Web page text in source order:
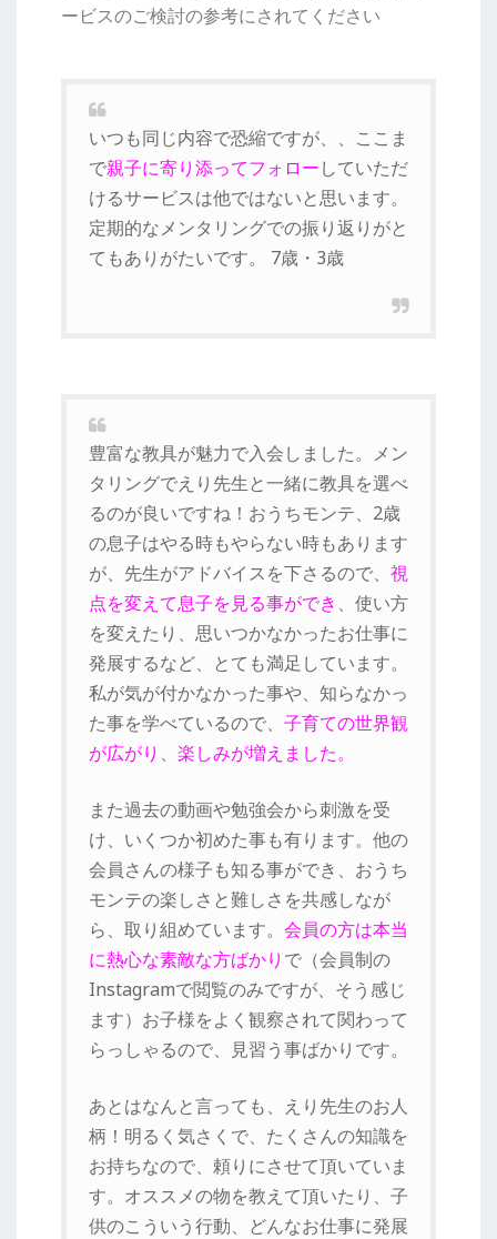
ービスのご検討の参考にされてください
いつも同じ内容で恐縮ですが、、ここま
で親子に寄り添ってフォローしていただ
けるサービスは他ではないと思います。
定期的なメンタリングでの振り返りがと
てもありがたいです。 7歳・3歳
豊富な教具が魅力で入会しました。メン
タリングでえり先生と一緒に教具を選べ
るのが良いですね！おうちモンテ、2歳
の息子はやる時もやらない時もあります
が、先生がアドバイスを下さるので、 視
点を変えて息子を見る事ができ 、使い方
を変えたり、思いつかなかったお仕事に
発展するなど、とても満足しています。
私が気が付かなかった事や、知らなかっ
た事を学べているので、 子育ての世界観
が広がり、楽しみが増えました。
また過去の動画や勉強会から刺激を受
け、いくつか初めた事も有ります。他の
会員さんの様子も知る事ができ、おうち
モンテの楽しさと難しさを共感しなが
ら、取り組めています。 会員の方は本当
に熱心な素敵な方ばかり で（会員制の
Instagramで閲覧のみですが、そう感じ
ます）お子様をよく観察されて関わって
らっしゃるので、見習う事ばかりです。
あとはなんと言っても、えり先生のお人
柄！明るく気さくで、たくさんの知識を
お持ちなので、頼りにさせて頂いていま
す。オススメの物を教えて頂いたり、子
供のこういう行動、どんなお仕事に発展